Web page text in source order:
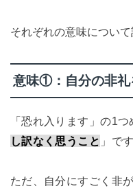
それぞれの意味につい
意味①：自分の非礼
「恐れ入ります」の1つ
し訳なく思うこと 」です
ただ、自分にすごく非